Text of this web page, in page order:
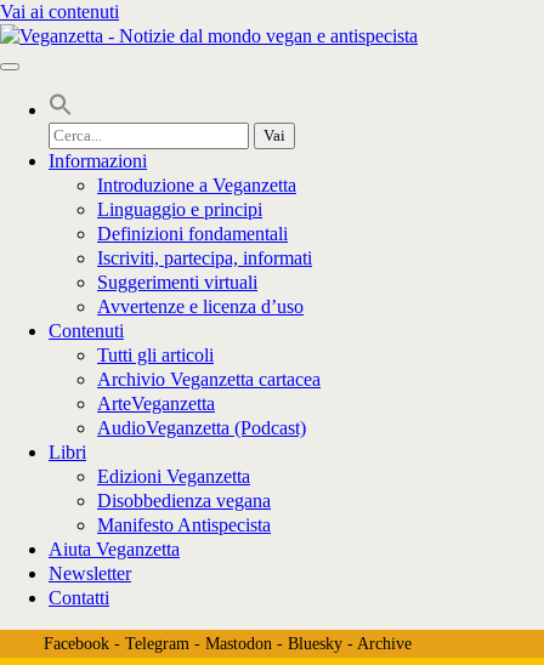
Vai ai contenuti
Cerca
per:
Informazioni
Introduzione a Veganzetta
Linguaggio e principi
Definizioni fondamentali
Iscriviti, partecipa, informati
Suggerimenti virtuali
Avvertenze e licenza d’uso
Contenuti
Tutti gli articoli
Archivio Veganzetta cartacea
ArteVeganzetta
AudioVeganzetta (Podcast)
Libri
Edizioni Veganzetta
Disobbedienza vegana
Manifesto Antispecista
Aiuta Veganzetta
Newsletter
Contatti
Facebook- Telegram- Mastodon- Bluesky- Archive